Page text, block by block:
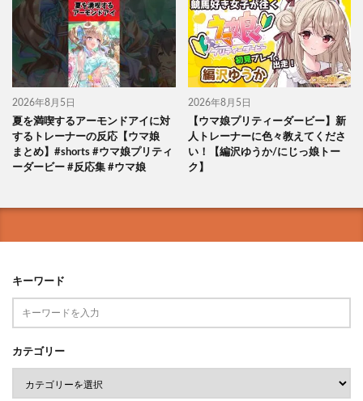
2026年8月5日
夏を満喫するアーモンドアイに対
するトレーナーの反応【ウマ娘
まとめ】#shorts #ウマ娘プリティ
ーダービー #反応集 #ウマ娘
2026年8月5日
【ウマ娘プリティーダービー】新
人トレーナーに色々教えてくださ
い！【編沢ゆうか/にじっ娘トー
ク】
キーワード
カテゴリー